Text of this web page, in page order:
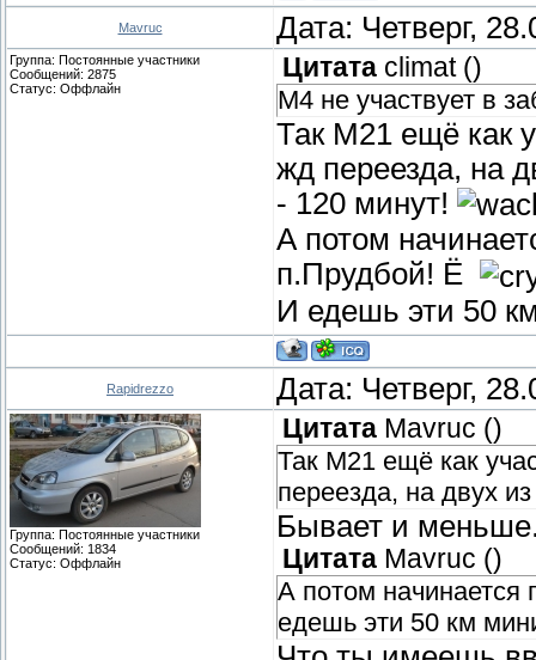
Mavruc Дата: Четверг,
Группа: Постоянные участники
Сообщений: 2875
Статус: Оффлайн
Цитата climat()
М4 не участвует в
Так М21 ещё как
жд переезда, на
- 120 минут!
А потом
п.Прудбой! Ё
И едешь эти 50
Rapidrezzo Дата: Четверг,
Группа: Постоянные участники
Сообщений: 1834
Статус: Оффлайн
Цитата Mavruc ()
Так М21 ещё как
переезда, на двух
Бывает и
Цитата Mavruc ()
А потом начинается
едешь эти 50 км